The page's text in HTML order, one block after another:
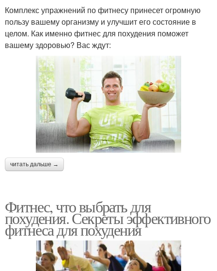
Комплекс упражнений по фитнесу принесет огромную
пользу вашему организму и улучшит его состояние в
целом. Как именно фитнес для похудения поможет
вашему здоровью? Вас ждут:
читать дальше →
Фитнес, что выбрать для
похудения. Секреты эффективного
фитнеса для похудения